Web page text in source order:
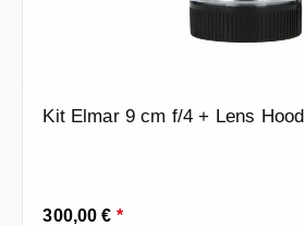
Kit Elmar 9 cm f/4 + Lens Hood
Prezzo normale:
300,00 € *